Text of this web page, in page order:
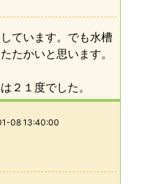
ています。でも水槽
たかいと思います。
２１度でした。
08 13:40:00